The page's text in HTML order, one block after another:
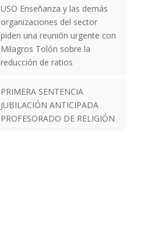
USO Enseñanza y las demás
organizaciones del sector
piden una reunión urgente con
Milagros Tolón sobre la
reducción de ratios
PRIMERA SENTENCIA
JUBILACIÓN ANTICIPADA
PROFESORADO DE RELIGIÓN